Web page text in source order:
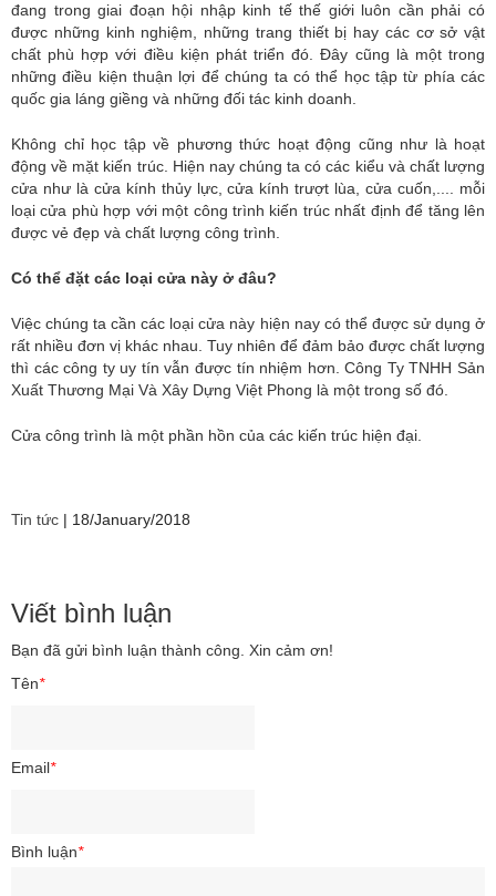
đang trong giai đoạn hội nhập kinh tế thế giới luôn cần phải có
được những kinh nghiệm, những trang thiết bị hay các cơ sở vật
chất phù hợp với điều kiện phát triển đó. Đây cũng là một trong
những điều kiện thuận lợi để chúng ta có thể học tập từ phía các
quốc gia láng giềng và những đối tác kinh doanh.
Không chỉ học tập về phương thức hoạt động cũng như là hoạt
động về mặt kiến trúc. Hiện nay chúng ta có các kiểu và chất lượng
cửa như là cửa kính thủy lực, cửa kính trượt lùa, cửa cuốn,.... mỗi
loại cửa phù hợp với một công trình kiến trúc nhất định để tăng lên
được vẻ đẹp và chất lượng công trình.
Có thể đặt các loại cửa này ở đâu?
Việc chúng ta cần các loại cửa này hiện nay có thể được sử dụng ở
rất nhiều đơn vị khác nhau. Tuy nhiên để đảm bảo được chất lượng
thì các công ty uy tín vẫn được tín nhiệm hơn. Công Ty TNHH Sản
Xuất Thương Mại Và Xây Dựng Việt Phong là một trong số đó.
Cửa công trình là một phần hồn của các kiến trúc hiện đại.
Tin tức | 18/January/2018
Viết bình luận
Bạn đã gửi bình luận thành công. Xin cảm ơn!
Tên*
Email*
Bình luận*